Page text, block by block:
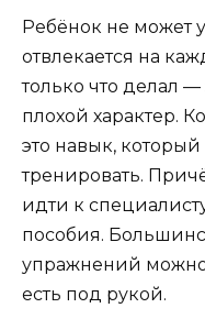
Ребёнок не может
отвлекается на
только что делал
плохой характер.
это навык,
тренировать.
идти к
пособия.
упражнений можно
есть под рукой.